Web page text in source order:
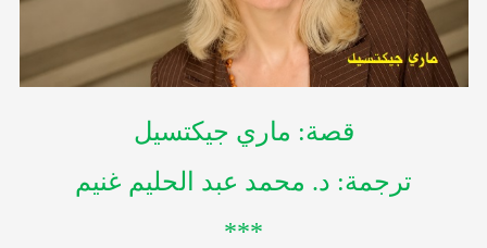
قصة: ماري جيكتسيل
ترجمة: د. محمد عبد الحليم غنيم
***